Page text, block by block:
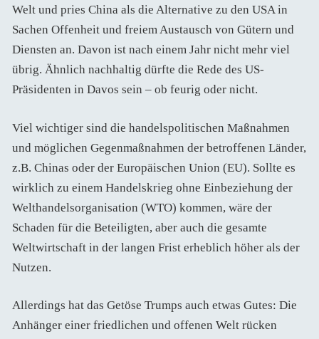
Welt und pries China als die Alternative zu den USA in
Sachen Offenheit und freiem Austausch von Gütern und
Diensten an. Davon ist nach einem Jahr nicht mehr viel
übrig. Ähnlich nachhaltig dürfte die Rede des US-
Präsidenten in Davos sein – ob feurig oder nicht.
Viel wichtiger sind die handelspolitischen Maßnahmen
und möglichen Gegenmaßnahmen der betroffenen Länder,
z.B. Chinas oder der Europäischen Union (EU). Sollte es
wirklich zu einem Handelskrieg ohne Einbeziehung der
Welthandelsorganisation (WTO) kommen, wäre der
Schaden für die Beteiligten, aber auch die gesamte
Weltwirtschaft in der langen Frist erheblich höher als der
Nutzen.
Allerdings hat das Getöse Trumps auch etwas Gutes: Die
Anhänger einer friedlichen und offenen Welt rücken